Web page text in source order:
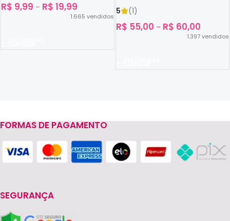
R$ 9,99 – R$ 19,99
1.665 vendidos
5
(1)
R$ 55,00 – R$ 60,00
1.397vendidos
Read more
FORMAS DE PAGAMENTO
SEGURANÇA